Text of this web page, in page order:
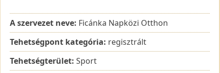
A szervezet neve: Ficánka Napközi Otthon
Tehetségpont kategória: regisztrált
Tehetségterület: Sport